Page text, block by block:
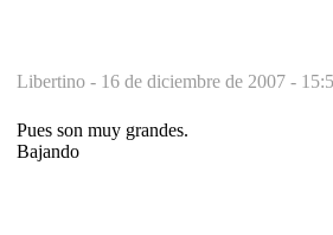
Libertino - 16 de diciembre de 2007 -
Pues son muy grandes.
Bajando